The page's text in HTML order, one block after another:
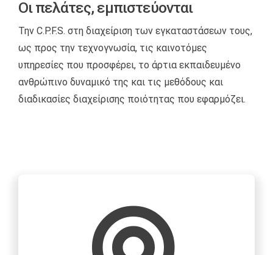
Οι πελάτες, εμπιστεύονται
Την C.P.F.S. στη διαχείριση των εγκαταστάσεων τους,
ως προς την τεχνογνωσία, τις καινοτόμες
υπηρεσίες που προσφέρει, το άρτια εκπαιδευμένο
ανθρώπινο δυναμικό της και τις μεθόδους και
διαδικασίες διαχείρισης ποιότητας που εφαρμόζει.